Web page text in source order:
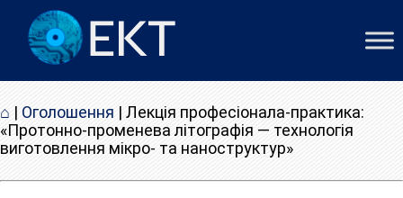
⌂ | Оголошення | Лекція професіонала-практика:
«Протонно-променева літографія — технологія
виготовлення мікро- та наноструктур»